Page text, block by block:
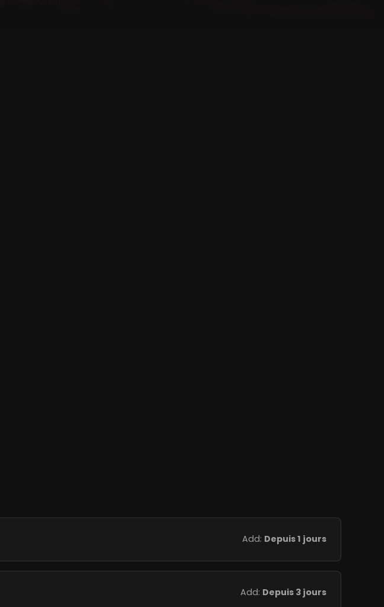
Add: Depuis 1 jours
Add: Depuis 3 jours